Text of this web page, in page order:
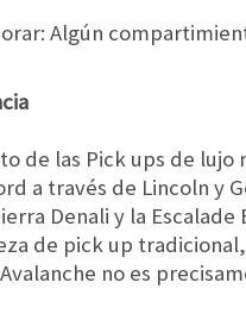
Algún
de las Pick ups de
a través de Lincoln y
Denali y la
de pick up
no es